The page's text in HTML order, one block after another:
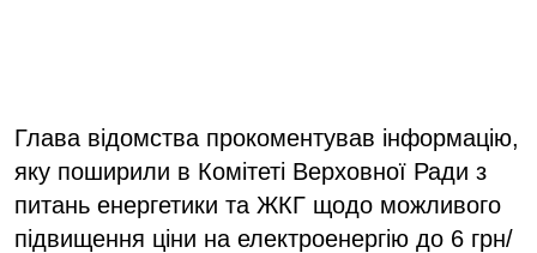
Глава відомства прокоментував інформацію,
яку поширили в Комітеті Верховної Ради з
питань енергетики та ЖКГ щодо можливого
підвищення ціни на електроенергію до 6 грн/